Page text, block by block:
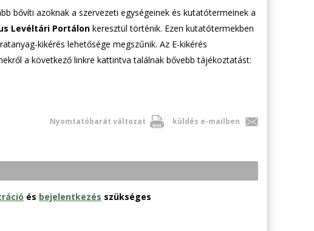
bővíti azoknak a szervezeti egységeinek és kutatótermeinek a
Levéltári Portálonkeresztül történik. Ezen kutatótermekben
kikérés lehetősége megszűnik. Az E-kikérés
a következő linkre kattintva találnak bővebb tájékoztatást:
Nyomtatóbarát változat küldés e-mailben
és bejelentkezés szükséges